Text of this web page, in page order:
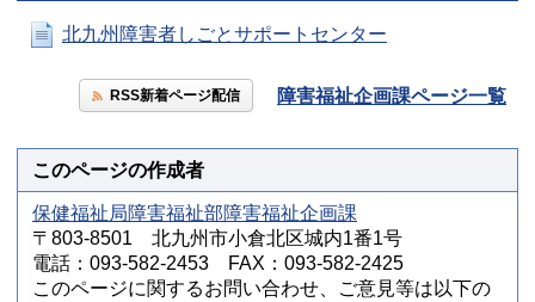
北九州障害者しごとサポートセンター
RSS新着ページ配信 障害福祉企画課ページ一覧
このページの作成者
保健福祉局障害福祉部障害福祉企画課
〒803-8501 北九州市小倉北区城内1番1号
電話：093-582-2453 FAX：093-582-2425
このページに関するお問い合わせ、ご意見等は以下の